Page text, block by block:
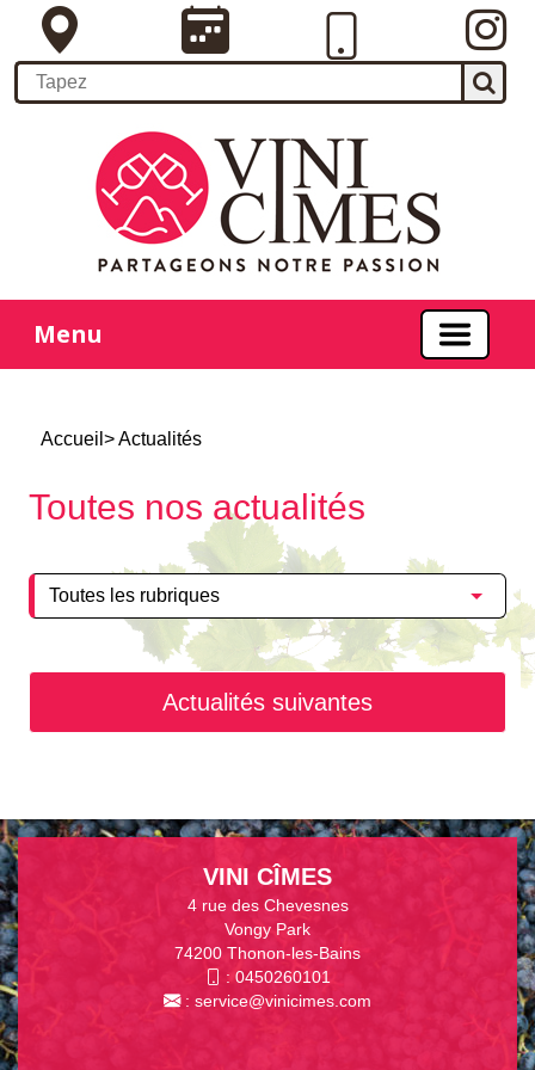
Menu
Accueil > Actualités
Toutes nos actualités
Actualités suivantes
VINI CÎMES
4 rue des Chevesnes
Vongy Park
74200 Thonon-les-Bains
: 0450260101
: service@vinicimes.com